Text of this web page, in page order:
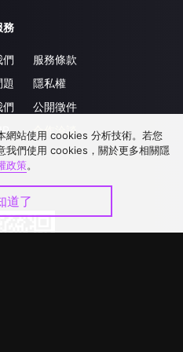
務
們
題
們
服務條款
隱私權
公開徵件
合作洽談
網站使用 cookies 分析技術。若您
我們使用 cookies，關於更多相關隱
政策。
道了